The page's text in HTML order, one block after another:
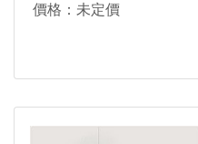
價格：未定價